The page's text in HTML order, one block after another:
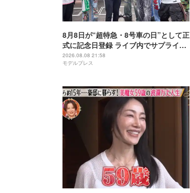
8月8日が“超特急・8号車の日”として正
式に記念日登録 ライブ内でサプライズ
発表
2026.08.08 21:58
モデルプレス